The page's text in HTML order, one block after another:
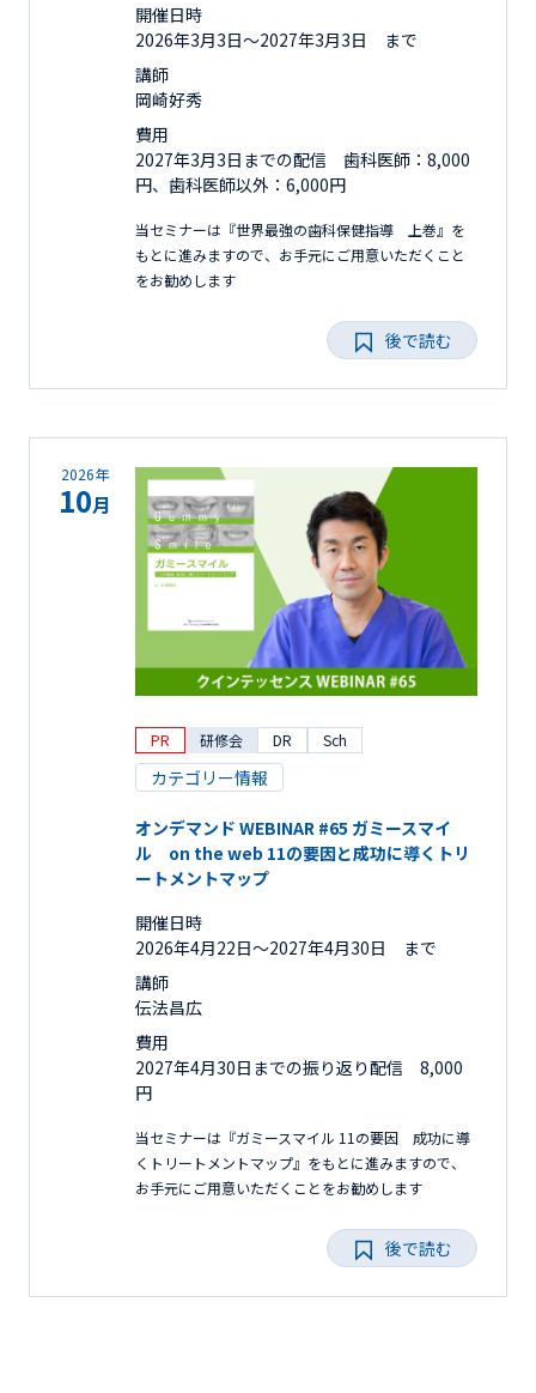
開催日時
2026年3月3日〜2027年3月3日 まで
講師
岡崎好秀
費用
2027年3月3日までの配信 歯科医師：8,000
円、歯科医師以外：6,000円
当セミナーは『世界最強の歯科保健指導 上巻』を
もとに進みますので、お手元にご用意いただくこと
をお勧めします
後で読む
2026年
10月
PR 研修会 DR Sch
カテゴリー情報
オンデマンド WEBINAR #65 ガミースマイ
ル on the web 11の要因と成功に導くトリ
ートメントマップ
開催日時
2026年4月22日〜2027年4月30日 まで
講師
伝法昌広
費用
2027年4月30日までの振り返り配信 8,000
円
当セミナーは『ガミースマイル 11の要因 成功に導
くトリートメントマップ』をもとに進みますので、
お手元にご用意いただくことをお勧めします
後で読む